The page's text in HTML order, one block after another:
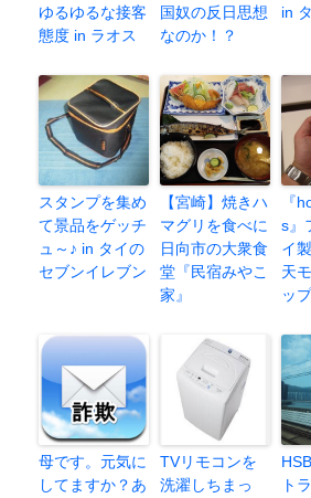
ゆるゆるな接客
態度 in ラオス
国奴の反日思想
なのか！？
in
スタンプを集め
て景品をゲッチ
ュ～♪ in タイの
セブンイレブン
【宮崎】焼きハ
マグリを食べに
日向市の大衆食
堂『民宿みやこ
家』
『
s』
イ
天
ッ
母です。元気に
してますか？あ
TVリモコンを
洗濯しちまっ
ト